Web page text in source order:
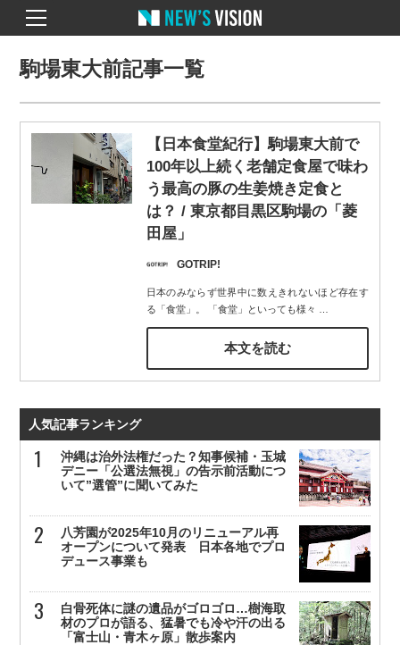
駒場東大前記事一覧
【日本食堂紀行】駒場東大前で
100年以上続く老舗定食屋で味わ
う最高の豚の生姜焼き定食と
は？ / 東京都目黒区駒場の「菱
田屋」
GOTRIP!
日本のみならず世界中に数えきれないほど存在す
る「食堂」。 「食堂」といっても様々
本文を読む
人気記事ランキング
沖縄は治外法権だった？知事候補・玉城
デニー「公選法無視」の告示前活動につ
いて”選管”に聞いてみた
八芳園が2025年10月のリニューアル再
オープンについて発表 日本各地でプロ
デュース事業も
白骨死体に謎の遺品がゴロゴロ…樹海取
材のプロが語る、猛暑でも冷や汗の出る
「富士山・青木ヶ原」散歩案内